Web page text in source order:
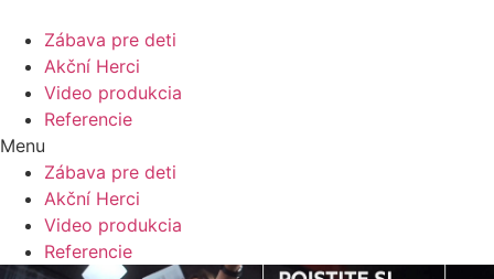
Zábava pre deti
Akční Herci
Video produkcia
Referencie
Menu
Zábava pre deti
Akční Herci
Video produkcia
Referencie